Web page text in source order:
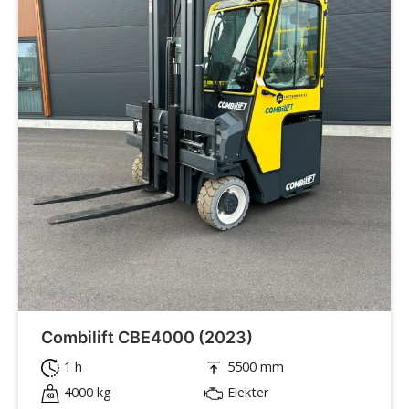
Combilift CBE4000 (2023)
1 h
5500 mm
4000 kg
Elekter